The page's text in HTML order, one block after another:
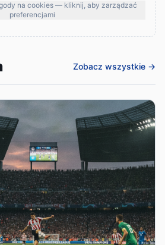
na cookies — kliknij, aby zarządzać
preferencjami
Zobacz wszystkie →